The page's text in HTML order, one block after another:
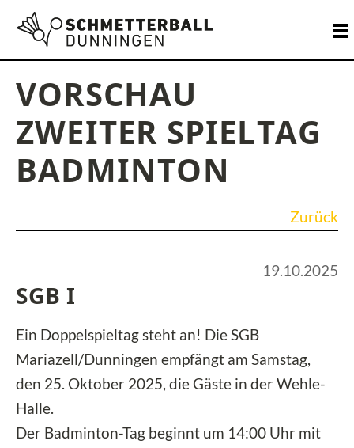
VORSCHAU
ZWEITER SPIELTAG
BADMINTON
Zurück
19.10.2025
SGB I
Ein Doppelspieltag steht an! Die SGB
Mariazell/Dunningen empfängt am Samstag,
den 25. Oktober 2025, die Gäste in der Wehle-
Halle.
Der Badminton-Tag beginnt um 14:00 Uhr mit